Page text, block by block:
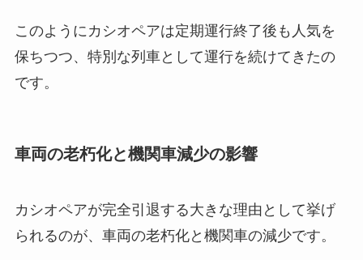
このようにカシオペアは定期運行終了後も人気を
保ちつつ、特別な列車として運行を続けてきたの
です。
車両の老朽化と機関車減少の影響
カシオペアが完全引退する大きな理由として挙げ
られるのが、車両の老朽化と機関車の減少です。